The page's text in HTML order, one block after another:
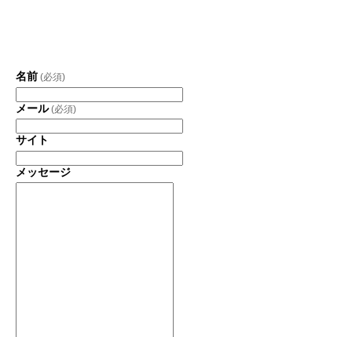
名前 (必須)
メール (必須)
サイト
メッセージ